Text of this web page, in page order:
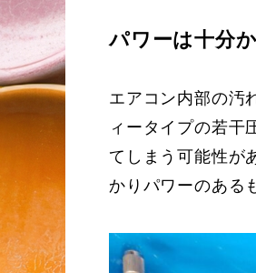
パワーは十分か
エアコン内部の汚
ィータイプの若干
てしまう可能性が
かりパワーのある